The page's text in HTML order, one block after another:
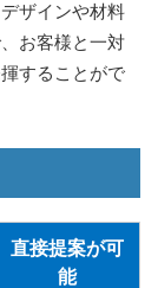
ザインや材料
お客様と一対
することがで
直接提案が可
能